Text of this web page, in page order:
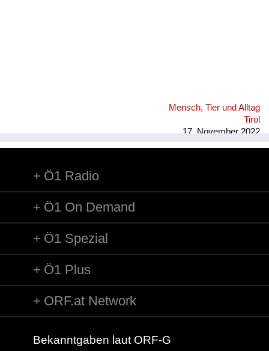
Mensch, Tier und Alltag
Tirol
17. November 2022
Ö1 Radio
Ö1 On Demand
Ö1 Spezial
Ö1 Plus
ORF.at Network
Bekanntgaben laut ORF-G